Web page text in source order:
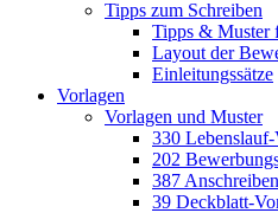
Tipps zum Schreiben
Tipps & Muster
Layout der
Einleitungssätze
Vorlagen
Vorlagen und Muster
330 Lebenslauf-
202
387
39 Deckblatt-